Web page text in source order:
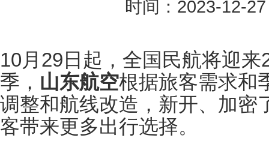
时间：2023-12-
10月29日起，全国民航将迎
季， 山东航空根据旅客需求和
调整和航线改造，新开、加密
客带来更多出行选择。